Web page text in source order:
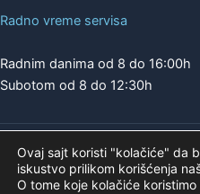
Radno vreme servisa
Radnim danima od 8 do 16:00h
Subotom od 8 do 12:30h
Copyright © 2026
Pogledajte
Ovaj sajt koristi "kolačiće" da
iskustvo prilikom korišćenja
O tome koje kolačiće